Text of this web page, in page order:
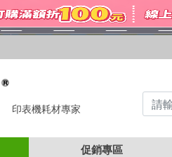
印表機耗材專家
促銷專區
Panasonic碳粉匣 kx-fa83e / fl511 / fl651